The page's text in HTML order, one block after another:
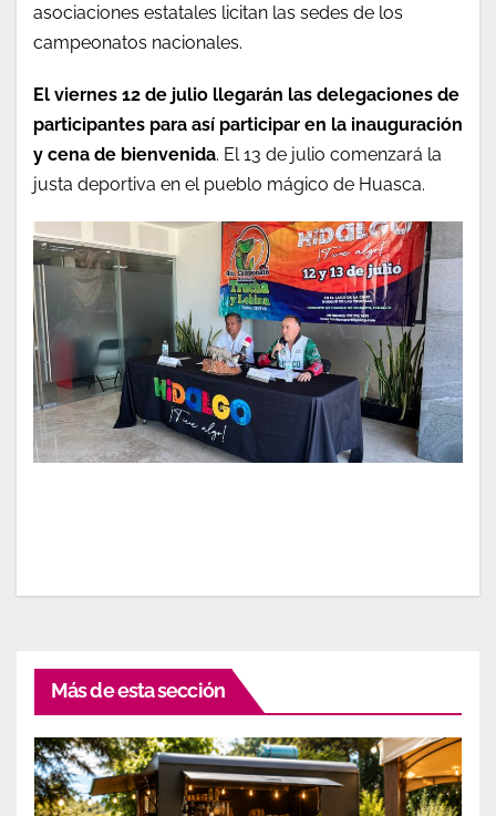
asociaciones estatales licitan las sedes de los
campeonatos nacionales.
El viernes 12 de julio llegarán las delegaciones de
participantes para así participar en la inauguración
y cena de bienvenida. El 13 de julio comenzará la
justa deportiva en el pueblo mágico de Huasca.
Más de esta sección